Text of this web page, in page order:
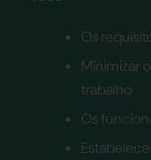
Os
Minimizar
trabalho
Os